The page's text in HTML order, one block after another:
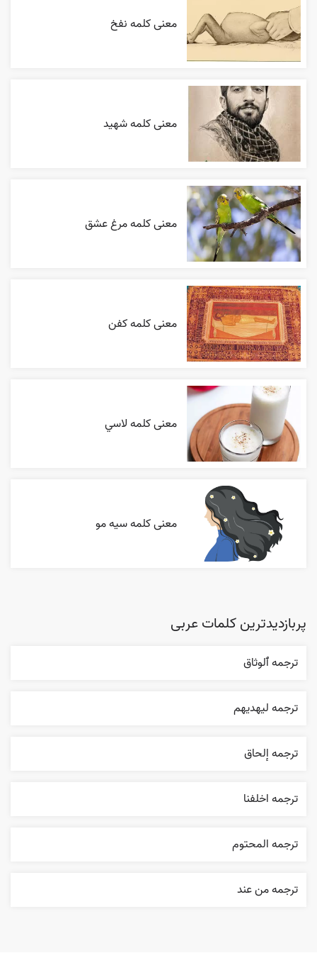
معنی کلمه نفخ
معنی کلمه شهید
معنی کلمه مرغ عشق
معنی کلمه کفن
معنی کلمه لاسي
معنی کلمه سیه مو
پربازدیدترین کلمات عربی
ترجمه ٱلوثاق
ترجمه ليهديهم
ترجمه إلحاق
ترجمه اخلفنا
ترجمه المحتوم
ترجمه من عند